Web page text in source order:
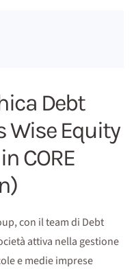
Debt
Wise Equity
CORE
con il team di Debt
attiva nella gestione
e medie imprese